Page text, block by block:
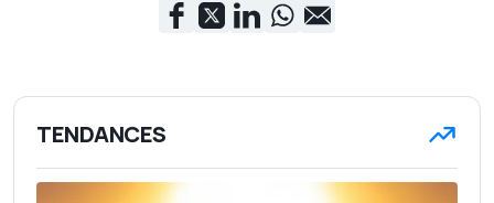
TENDANCES